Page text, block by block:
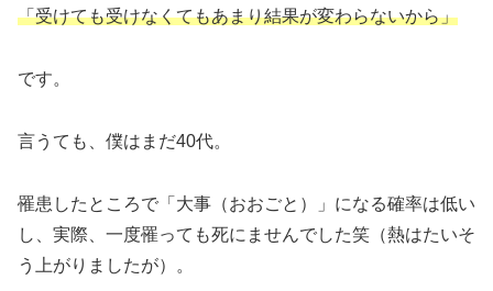
「受けても受けなくてもあまり結果が変わらないから」
です。
言うても、僕はまだ40代。
罹患したところで「大事（おおごと）」になる確率は低い
し、実際、一度罹っても死にませんでした笑（熱はたいそ
う上がりましたが）。